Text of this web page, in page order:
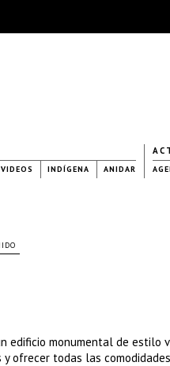
VIDEOS INDÍGENA ANIDAR
edificio monumental de
ofrecer todas las